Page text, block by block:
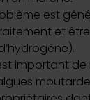
est
et
important